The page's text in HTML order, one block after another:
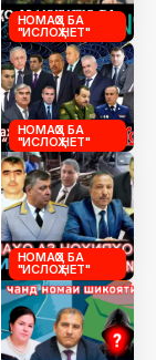
НОМАҲО БА
"ИСЛОҲ.НЕТ"
НОМАҲО БА
"ИСЛОҲ.НЕТ"
НОМАҲО БА
"ИСЛОҲ.НЕТ"